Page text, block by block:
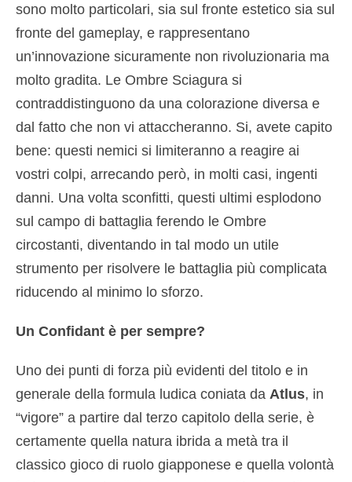
sono molto particolari, sia sul fronte estetico sia sul
fronte del gameplay, e rappresentano
un’innovazione sicuramente non rivoluzionaria ma
molto gradita. Le Ombre Sciagura si
contraddistinguono da una colorazione diversa e
dal fatto che non vi attaccheranno. Si, avete capito
bene: questi nemici si limiteranno a reagire ai
vostri colpi, arrecando però, in molti casi, ingenti
danni. Una volta sconfitti, questi ultimi esplodono
sul campo di battaglia ferendo le Ombre
circostanti, diventando in tal modo un utile
strumento per risolvere le battaglia più complicata
riducendo al minimo lo sforzo.
Un Confidant è per sempre?
Uno dei punti di forza più evidenti del titolo e in
generale della formula ludica coniata da Atlus, in
“vigore” a partire dal terzo capitolo della serie, è
certamente quella natura ibrida a metà tra il
classico gioco di ruolo giapponese e quella volontà